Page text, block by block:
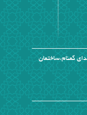
گمنام،ساختمان